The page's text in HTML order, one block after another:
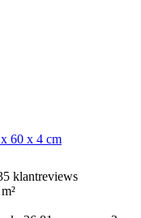
60 x 4 cm
klantreviews